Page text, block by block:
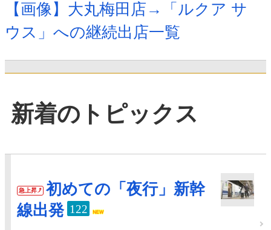
【画像】大丸梅田店→「ルクア サ
ウス」への継続出店一覧
新着のトピックス
急上昇
初めての「夜行」新幹
線出発 122